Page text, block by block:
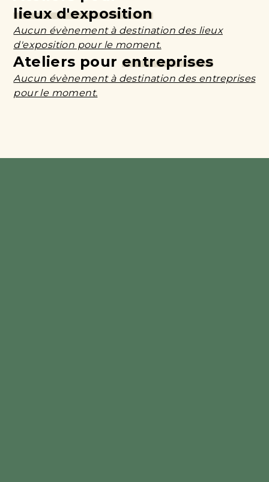
lieux d'exposition
Aucun évènement à destination des lieux
d'exposition pour le moment.
Ateliers pour entreprises
Aucun évènement à destination des entreprises
pour le moment.